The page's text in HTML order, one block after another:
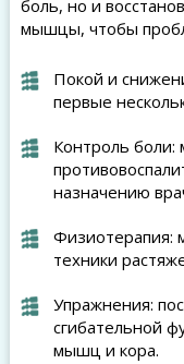
боль, но и
мышцы, чтобы
Покой и
первые
Контроль боли:
назначению
Физиотерапия:
техники
Упражнения:
сгибательной
мышц и кора.